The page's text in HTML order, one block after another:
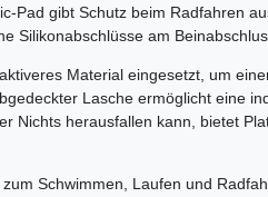
Pad gibt Schutz beim Radfahren
Silikonabschlüsse am
Material eingesetzt, um
Lasche ermöglicht eine
Nichts herausfallen kann, bietet
Schwimmen, Laufen und